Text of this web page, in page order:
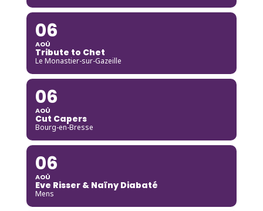
06
AOÛ
Tribute to Chet
Le Monastier-sur-Gazeille
06
AOÛ
Cut Capers
Bourg-en-Bresse
06
AOÛ
Eve Risser & Naïny Diabaté
Mens